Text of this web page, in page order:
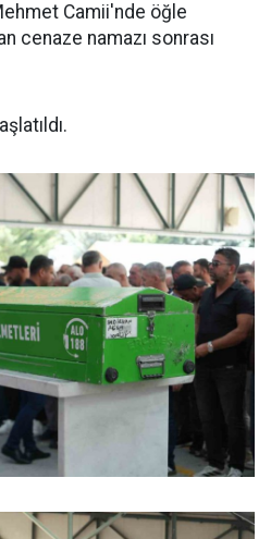
Camii'nde öğle
cenaze namazı sonrası